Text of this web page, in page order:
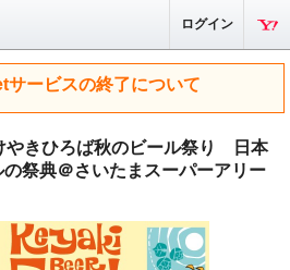
ログイン
サービスの終了について
やきひろば秋のビール祭り 日本
祭典＠さいたまスーパーアリー